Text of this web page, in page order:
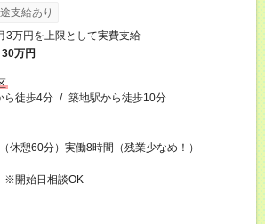
用可（利用条件有）
支給あり
3万円を上限として実費支給
万円
ら徒歩4分 / 築地駅から徒歩10分
休憩60分）実働8時間（残業少なめ！）
開始日相談OK